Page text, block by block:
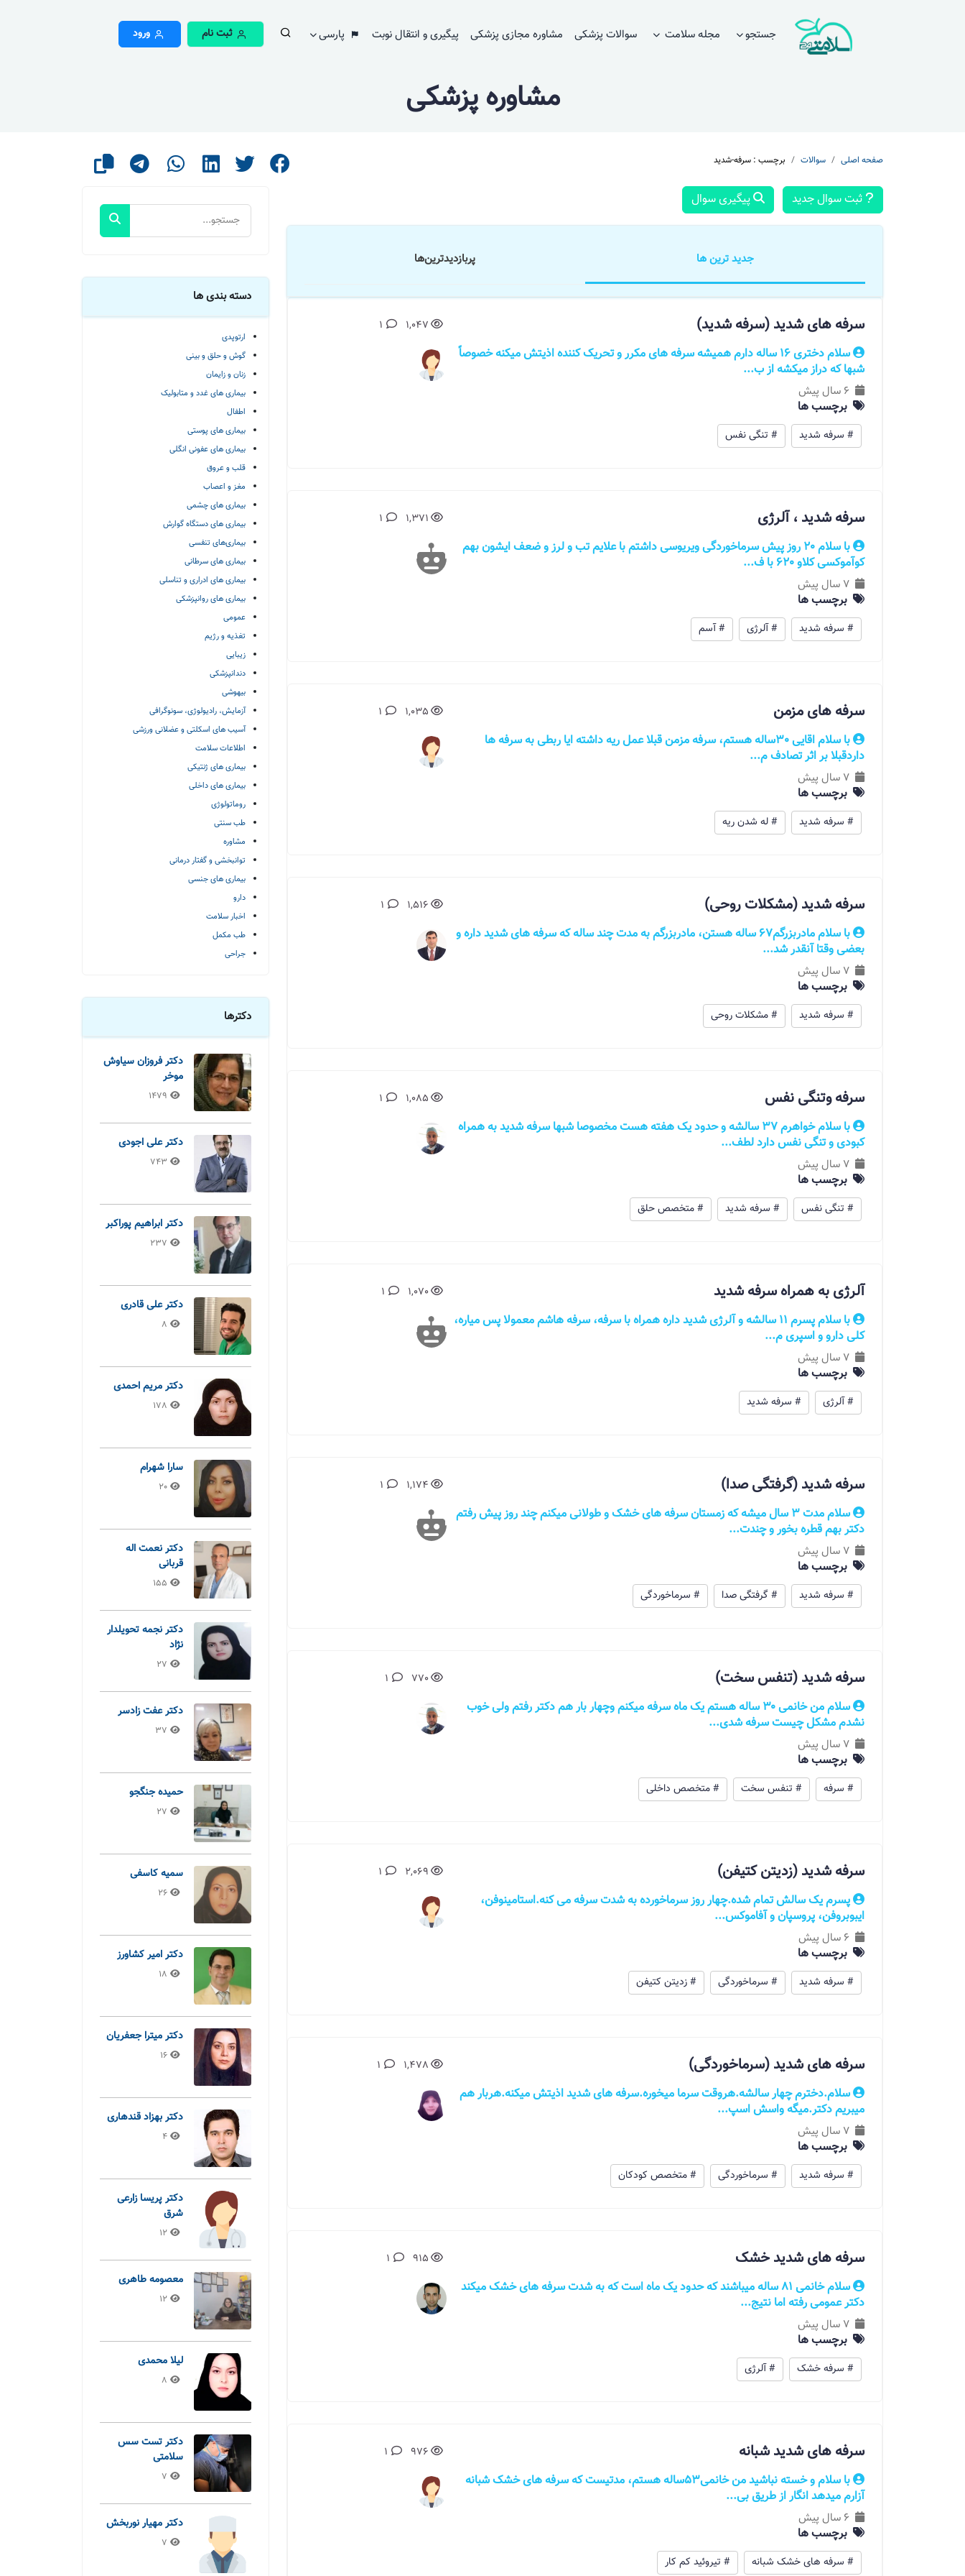
جستجو مجله سلامت سوالات پزشکی مشاوره مجازی پزشکی پیگیری و انتقال نوبت پارسی ثبت نام ورود
مشاوره پزشکی
صفحه اصلی سوالات برچسب : سرفه-شدید
ثبت سوال جدید پیگیری سوال
جدید ترین ها پر‌بازدید‌ترین‌ها
سرفه های شدید (سرفه شدید)
سلام دختری 16 ساله دارم همیشه سرفه های مکرر و تحریک کننده اذیتش میکنه خصوصاً
شبها که دراز میکشه از ب...
6 سال پیش
برچسب ها
# سرفه شدید # تنگی نفس
1,047
1
سرفه شدید ، آلرژی
با سلام 20 روز پیش سرماخوردگی ویریوسی داشتم با علایم تب و لرز و ضعف ایشون بهم
کوآموکسی کلاو 620 با ف...
7 سال پیش
برچسب ها
# سرفه شدید # آلرژی # آسم
1,371
1
سرفه های مزمن
با سلام اقایی 30ساله هستم، سرفه مزمن قبلا عمل ریه داشته ایا ربطی به سرفه ها
داردقبلا بر اثر تصادف م...
7 سال پیش
برچسب ها
# سرفه شدید # له شدن ریه
1,035
1
سرفه شدید (مشکلات روحی)
با سلام مادربزرگم67 ساله هستن، مادربزرگم به مدت چند ساله که سرفه های شدید داره و
بعضی وقتا آنقدر شد...
7 سال پیش
برچسب ها
# سرفه شدید # مشکلات روحی
1,516
1
سرفه وتنگی نفس
با سلام خواهرم 37 سالشه و حدود یک هفته هست مخصوصا شبها سرفه شدید به همراه
کبودی و تنگی نفس دارد لطف...
7 سال پیش
برچسب ها
# تنگی نفس # سرفه شدید # متخصص حلق
1,085
1
آلرژی به همراه سرفه شدید
با سلام پسرم 11 سالشه و آلرژی شدید داره همراه با سرفه، سرفه هاشم معمولا پس میاره،
کلی دارو و اسپری م...
7 سال پیش
برچسب ها
# آلرژی # سرفه شدید
1,070
1
سرفه شدید (گرفتگی صدا)
سلام مدت 3 سال میشه که زمستان سرفه های خشک و طولانی میکنم چند روز پیش رفتم
دکتر بهم قطره بخور و چندت...
7 سال پیش
برچسب ها
# سرفه شدید # گرفتگی صدا # سرماخوردگی
1,174
1
سرفه شدید (تنفس سخت)
سلام من خانمی ۳۰ ساله هستم یک ماه سرفه میکنم وچهار بار هم دکتر رفتم ولی خوب
نشدم مشکل چیست سرفه شدی...
7 سال پیش
برچسب ها
# سرفه # تنفس سخت # متخصص داخلی
770
1
سرفه شدید (زدیتن کتیفن)
پسرم یک سالش تمام شده.چهار روز سرماخورده به شدت سرفه می کنه.استامینوفن،
ایبوبروفن، پروسپان و آفاموکس...
6 سال پیش
برچسب ها
# سرفه شدید # سرماخوردگی # زدیتن کتیفن
2,069
1
سرفه های شدید (سرماخوردگی)
سلام.دخترم چهار سالشه.هروقت سرما میخوره.سرفه های شدید اذیتش میکنه.هربار هم
میبریم دکتر.میگه واسش اسپ...
7 سال پیش
برچسب ها
# سرفه شدید # سرماخوردگی # متخصص کودکان
1,478
1
سرفه های شدید خشک
سلام خانمی 81 ساله میباشند که حدود یک ماه است که به شدت سرفه های خشک میکند
دکتر عمومی رفته اما نتیج...
7 سال پیش
برچسب ها
# سرفه خشک # آلرژی
915
1
سرفه های شدید شبانه
با سلام و خسته نباشید من خانمی53ساله هستم، مدتیست که سرفه های خشک شبانه
آزارم میدهد انگار از طریق بی...
6 سال پیش
برچسب ها
# سرفه های خشک شبانه # تیروئید کم کار
976
1
دسته بندی ها
ارتوپدی
گوش و حلق و بینی
زنان و زایمان
بیماری های غدد و متابولیک
اطفال
بیماری های پوستی
بیماری های عفونی انگلی
قلب و عروق
مغز و اعصاب
بیماری های چشمی
بیماری های دستگاه گوارش
بیماری‌های تنفسی
بیماری های سرطانی
بیماری های ادراری و تناسلی
بیماری های روانپزشکی
عمومی
تغذیه و رژیم
زیبایی
دندانپزشکی
بیهوشی
آزمایش، رادیولوژی، سونوگرافی
آسیب های اسکلتی و عضلانی ورزشی
اطلاعات سلامت
بیماری های ژنتیکی
بیماری های داخلی
روماتولوژی
طب سنتی
مشاوره
توانبخشی و گفتار درمانی
بیماری های جنسی
دارو
اخبار سلامت
طب مکمل
جراحی
دکترها
دکتر فروزان سیاوش
موخر
1479
دکتر علی اجودی
743
دکتر ابراهیم پوراکبر
237
دکتر علی قادری
8
دکتر مریم احمدی
178
سارا شهرام
20
دکتر نعمت اله
قربانی
155
دکتر نجمه تحویلدار
نژاد
27
دکتر عفت زادسر
37
حمیده جنگجو
27
سمیه کاسفی
26
دکتر امیر کشاورز
18
دکتر میترا جعفریان
16
دکتر بهزاد قندهاری
4
دکتر پریسا زارعی
شرق
12
معصومه طاهری
12
لیلا محمدی
8
دکتر تست سس
سلامتی
7
دکتر مهیار نوربخش
7